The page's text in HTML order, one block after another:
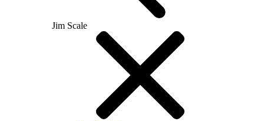
Jim Scale